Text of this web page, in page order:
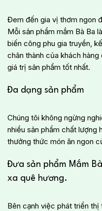
Đem đến gia vị thơm ngon
Mỗi sản phẩm mắm Bà Ba
biến công phu gia truyền,
chân thành của khách
giá trị sản phẩm tốt nhất.
Đa dạng sản phẩm
Chúng tôi không ngừng
nhiều sản phẩm chất lượng
thưởng thức món ăn ngon
Đưa sản phẩm Mắm
xa quê hương.
Bên cạnh việc phát triển